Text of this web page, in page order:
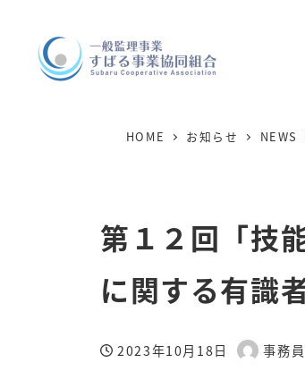
HOME お知らせ NEWS
第１２回「技
に関する有識
投稿日
2023年10月18日
著
事務